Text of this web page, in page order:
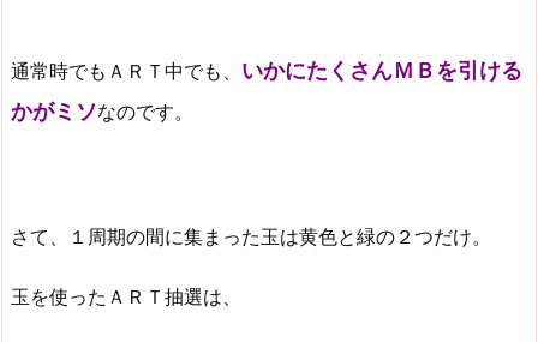
通常時でもＡＲＴ中でも、 いかにたくさんＭＢを引ける
かがミソなのです。
さて、１周期の間に集まった玉は黄色と緑の２つだけ。
玉を使ったＡＲＴ抽選は、